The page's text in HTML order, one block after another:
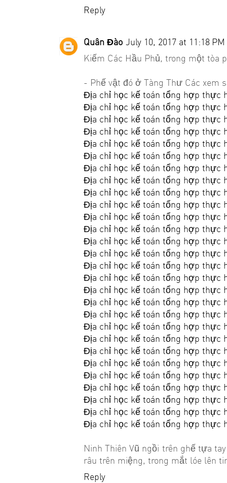
Reply
Quân Đào July 10, 2017 at 11:18 PM
Kiếm Các Hầu Phủ, trong một tòa
- Phế vật đó ở Tàng Thư Các xem
Địa chỉ học kế toán tổng hợp thực
Địa chỉ học kế toán tổng hợp thực
Địa chỉ học kế toán tổng hợp thực
Địa chỉ học kế toán tổng hợp thực
Địa chỉ học kế toán tổng hợp thực
Địa chỉ học kế toán tổng hợp thực
Địa chỉ học kế toán tổng hợp thực
Địa chỉ học kế toán tổng hợp thực
Địa chỉ học kế toán tổng hợp thực
Địa chỉ học kế toán tổng hợp thực
Địa chỉ học kế toán tổng hợp thực
Địa chỉ học kế toán tổng hợp thực
Địa chỉ học kế toán tổng hợp thực
Địa chỉ học kế toán tổng hợp thực
Địa chỉ học kế toán tổng hợp thực
Địa chỉ học kế toán tổng hợp thực
Địa chỉ học kế toán tổng hợp thực
Địa chỉ học kế toán tổng hợp thực
Địa chỉ học kế toán tổng hợp thực
Địa chỉ học kế toán tổng hợp thực
Địa chỉ học kế toán tổng hợp thực
Địa chỉ học kế toán tổng hợp thực
Địa chỉ học kế toán tổng hợp thực
Địa chỉ học kế toán tổng hợp thực
Địa chỉ học kế toán tổng hợp thực
Địa chỉ học kế toán tổng hợp thực
Địa chỉ học kế toán tổng hợp thực
Địa chỉ học kế toán tổng hợp thực
Ninh Thiên Vũ ngồi trên ghế tựa
râu trên miệng, trong mắt lóe lên
Reply